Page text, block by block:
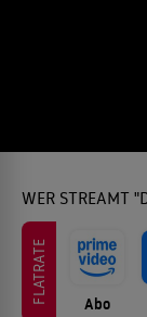
WER STREAMT
FLATRATE Abo